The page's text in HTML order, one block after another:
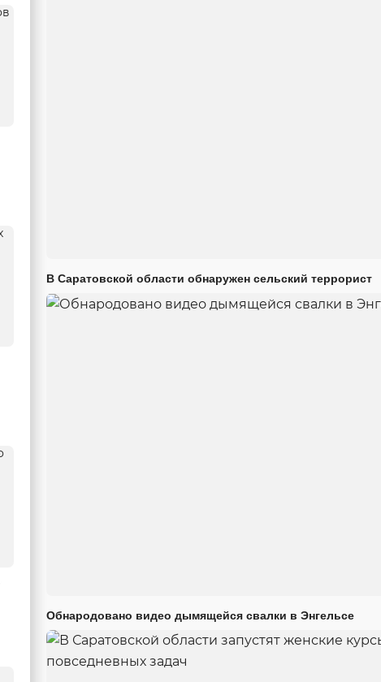
В Саратовской области обнаружен сельский террорист
Обнародовано видео дымящейся свалки в Энгельсе